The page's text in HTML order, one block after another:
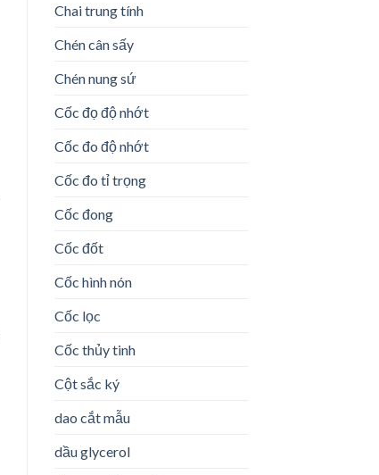
Chai trung tính
Chén cân sấy
Chén nung sứ
Cốc đọ độ nhớt
Cốc đo độ nhớt
Cốc đo tỉ trọng
Cốc đong
Cốc đốt
Cốc hình nón
Cốc lọc
Cốc thủy tinh
Cột sắc ký
dao cắt mẫu
dầu glycerol